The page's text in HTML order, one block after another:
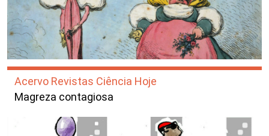
Acervo Revistas Ciência Hoje
Magreza contagiosa